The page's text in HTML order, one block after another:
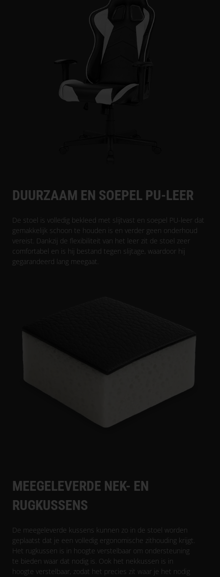
DUURZAAM EN SOEPEL PU-LEER
De stoel is volledig bekleed met slijtvast en soepel PU-leer dat
gemakkelijk schoon te houden is en verder geen onderhoud
vereist. Dankzij de flexibiliteit van het leer zit de stoel zeer
comfortabel en is hij bestand tegen slijtage, waardoor hij
gegarandeerd lang meegaat.
MEEGELEVERDE NEK- EN
RUGKUSSENS
De meegeleverde kussens kunnen zo in de stoel worden
geplaatst dat je een volledig ergonomische zithouding krijgt.
Het rugkussen is in hoogte verstelbaar om ondersteuning
te bieden waar dat nodig is. Ook het nekkussen is in
hoogte verstelbaar, zodat het precies zit waar je het nodig